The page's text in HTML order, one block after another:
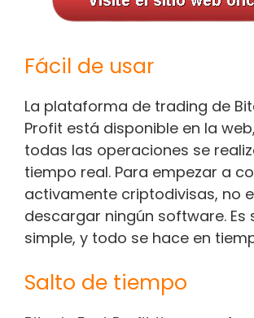
Fácil de usar
La plataforma de trading de
Profit está disponible en la
todas las operaciones se
tiempo real. Para empezar a
activamente criptodivisas, no
descargar ningún software. Es
simple, y todo se hace en
Salto de tiempo